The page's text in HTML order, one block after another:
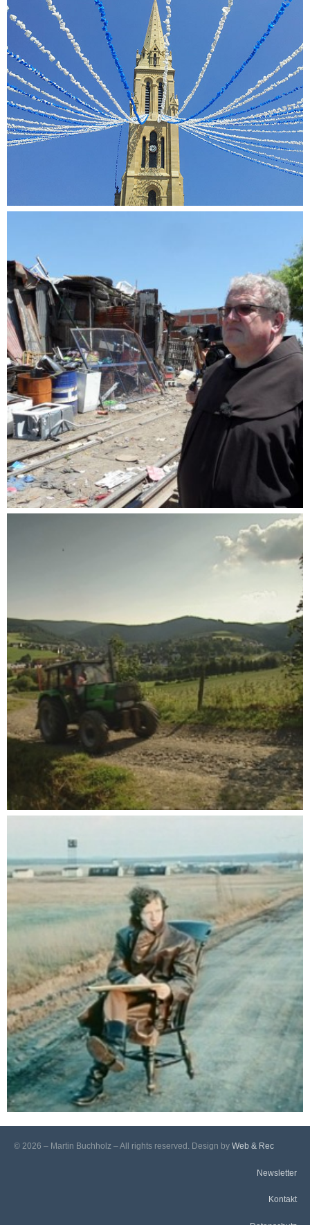
Auf den Spuren des Papstes – Ein Franziskaner
unbekannten Meisters
© 2026 – Martin Buchholz – All rights reserved. Design by Web & Rec
Newsletter
Kontakt